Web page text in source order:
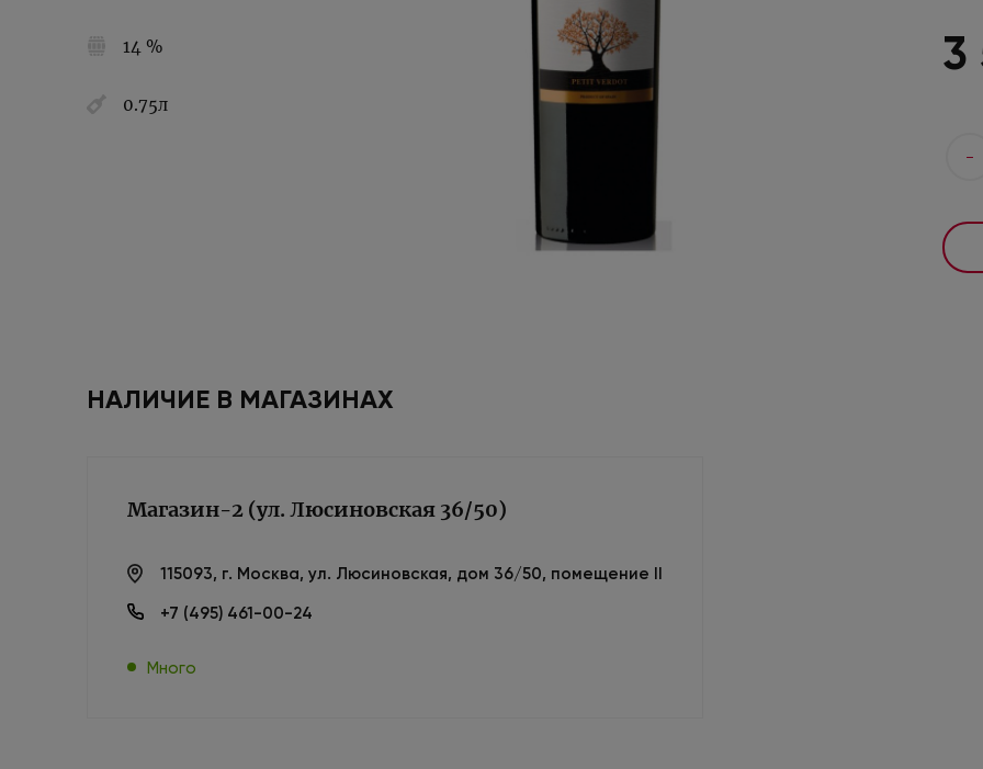
14 %
0.75л
3
-
НАЛИЧИЕ В МАГАЗИНАХ
Магазин-2 (ул. Люсиновская 36/50)
115093, г. Москва, ул. Люсиновская, дом 36/50, помещение II
+7 (495) 461-00-24
Много